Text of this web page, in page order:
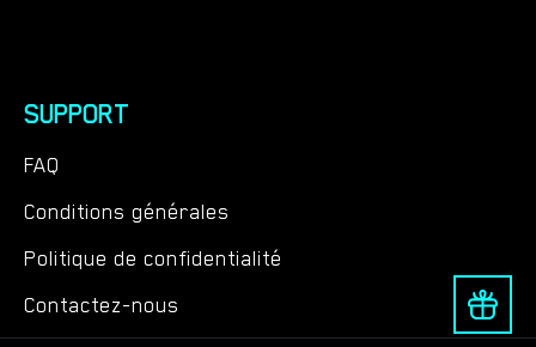
SUPPORT
FAQ
Conditions générales
Politique de confidentialité
Contactez-nous